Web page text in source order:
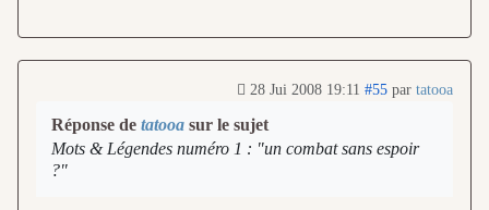
28 Jui 2008 19:11 #55 par tatooa
Réponse de tatooa sur le sujet
Mots & Légendes numéro 1 : "un combat sans espoir
?"